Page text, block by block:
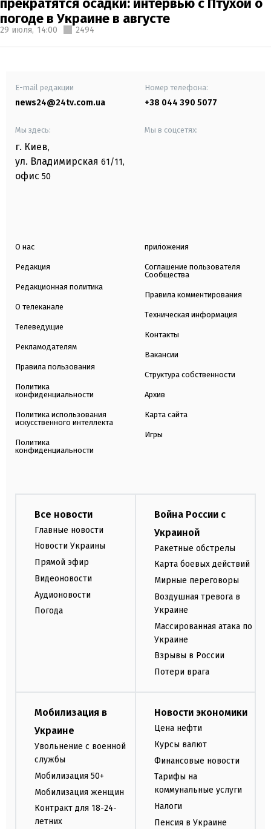
погоде в Украине в августе
29 июля, 14:00 2494
E-mail редакции
news24@24tv.com.ua
Номер телефона:
+38 044 390 5077
Мы здесь:
г. Киев,
ул. Владимирская 61/11,
офис 50
Мы в соцсетях:
О нас
Редакция
Редакционная политика
О телеканале
Телеведущие
Рекламодателям
Правила пользования
Политика
конфиденциальности
Политика использования
искусственного интеллекта
Политика
конфиденциальности
приложения
Соглашение пользователя
Сообщества
Правила комментирования
Техническая информация
Контакты
Вакансии
Структура собственности
Архив
Карта сайта
Игры
Все новости
Главные новости
Новости Украины
Прямой эфир
Видеоновости
Аудионовости
Погода
Война России с
Украиной
Ракетные обстрелы
Карта боевых действий
Мирные переговоры
Воздушная тревога в
Украине
Массированная атака по
Украине
Взрывы в России
Потери врага
Мобилизация в
Украине
Увольнение с военной
службы
Мобилизация 50+
Мобилизация женщин
Контракт для 18-24-
летних
Новости экономики
Цена нефти
Курсы валют
Финансовые новости
Тарифы на
коммунальные услуги
Налоги
Пенсия в Украине